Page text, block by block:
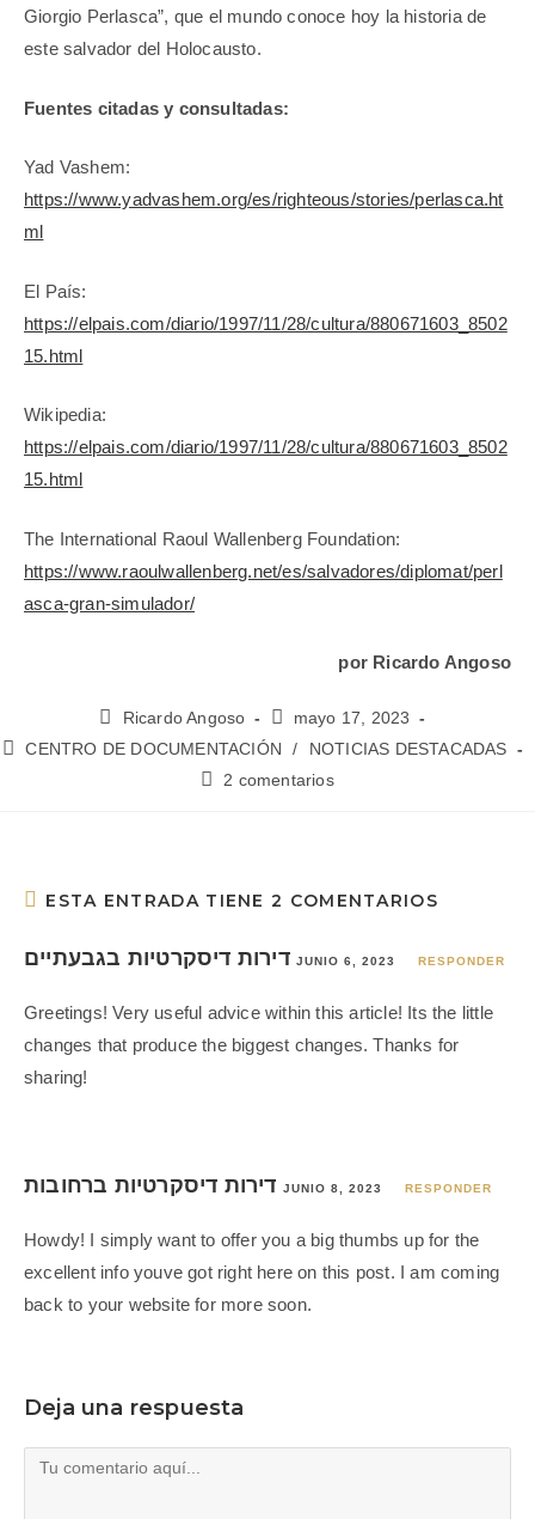
Giorgio Perlasca”, que el mundo conoce hoy la historia de
este salvador del Holocausto.
Fuentes citadas y consultadas:
Yad Vashem:
https://www.yadvashem.org/es/righteous/stories/perlasca.ht
ml
El País:
https://elpais.com/diario/1997/11/28/cultura/880671603_8502
15.html
Wikipedia:
https://elpais.com/diario/1997/11/28/cultura/880671603_8502
15.html
The International Raoul Wallenberg Foundation:
https://www.raoulwallenberg.net/es/salvadores/diplomat/perl
asca-gran-simulador/
por Ricardo Angoso
Ricardo Angoso
mayo 17, 2023
CENTRO DE DOCUMENTACIÓN
/
NOTICIAS DESTACADAS
2 comentarios
ESTA ENTRADA TIENE 2 COMENTARIOS
דירות דיסקרטיות בגבעתיים JUNIO 6, 2023 RESPONDER
Greetings! Very useful advice within this article! Its the little
changes that produce the biggest changes. Thanks for
sharing!
דירות דיסקרטיות ברחובות JUNIO 8, 2023 RESPONDER
Howdy! I simply want to offer you a big thumbs up for the
excellent info youve got right here on this post. I am coming
back to your website for more soon.
Deja una respuesta